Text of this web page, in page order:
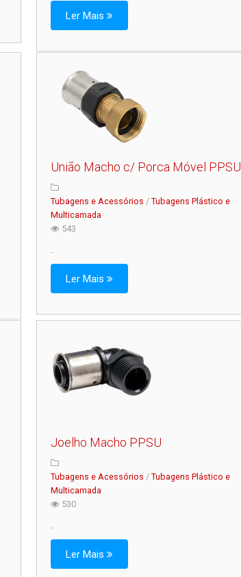
Ler Mais
União Macho c/ Porca Móvel PPSU
Tubagens e Acessórios / Tubagens Plástico e
Multicamada
543
.
Ler Mais
Joelho Macho PPSU
Tubagens e Acessórios / Tubagens Plástico e
Multicamada
530
Ler Mais